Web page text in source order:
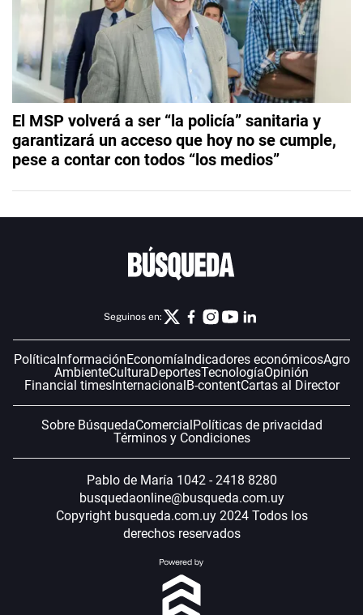
El MSP volverá a ser “la policía” sanitaria y
garantizará un acceso que hoy no se cumple,
pese a contar con todos “los medios”
Seguinos en:
PolíticaInformaciónEconomíaIndicadores económicosAgro
AmbienteCulturaDeportesTecnologíaOpinión
Financial timesInternacionalB-contentCartas al Director
Sobre BúsquedaComercialPolíticas de privacidad
Términos y Condiciones
Pablo de María 1042 - 2418 8280
busquedaonline@busqueda.com.uy
Copyright busqueda.com.uy 2024 Todos los
derechos reservados